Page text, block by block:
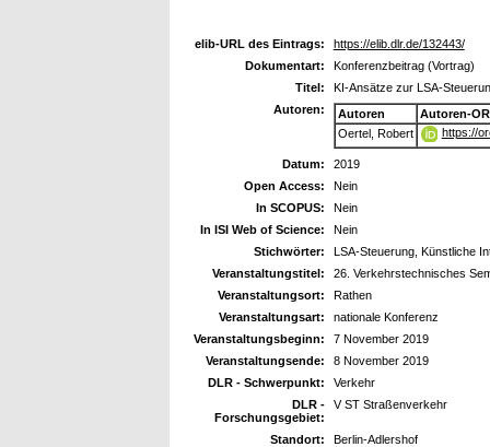
elib-URL des Eintrags:
https://elib.dlr.de/132443/
Dokumentart:
Konferenzbeitrag (Vortrag)
Titel:
KI-Ansätze zur LSA-
Autoren:
Autoren
Autoren-
Oertel, Robert
https://
Datum:
2019
Open Access:
Nein
In SCOPUS:
Nein
In ISI Web of Science:
Nein
Stichwörter:
LSA-Steuerung, Künstliche
Veranstaltungstitel:
26. Verkehrstechnisches
Veranstaltungsort:
Rathen
Veranstaltungsart:
nationale Konferenz
Veranstaltungsbeginn:
7 November 2019
Veranstaltungsende:
8 November 2019
DLR - Schwerpunkt:
Verkehr
DLR -
Forschungsgebiet:
V ST Straßenverkehr
Standort:
Berlin-Adlershof